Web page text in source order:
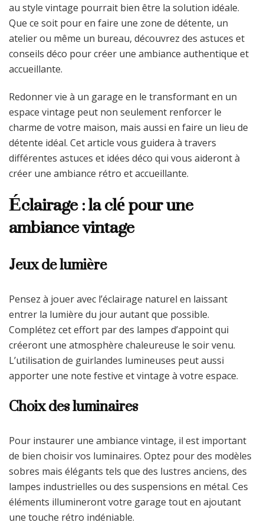
au style vintage pourrait bien être la solution idéale.
Que ce soit pour en faire une zone de détente, un
atelier ou même un bureau, découvrez des astuces et
conseils déco pour créer une ambiance authentique et
accueillante.
Redonner vie à un garage en le transformant en un
espace vintage peut non seulement renforcer le
charme de votre maison, mais aussi en faire un lieu de
détente idéal. Cet article vous guidera à travers
différentes astuces et idées déco qui vous aideront à
créer une ambiance rétro et accueillante.
Éclairage : la clé pour une
ambiance vintage
Jeux de lumière
Pensez à jouer avec l’éclairage naturel en laissant
entrer la lumière du jour autant que possible.
Complétez cet effort par des lampes d’appoint qui
créeront une atmosphère chaleureuse le soir venu.
L’utilisation de guirlandes lumineuses peut aussi
apporter une note festive et vintage à votre espace.
Choix des luminaires
Pour instaurer une ambiance vintage, il est important
de bien choisir vos luminaires. Optez pour des modèles
sobres mais élégants tels que des lustres anciens, des
lampes industrielles ou des suspensions en métal. Ces
éléments illumineront votre garage tout en ajoutant
une touche rétro indéniable.